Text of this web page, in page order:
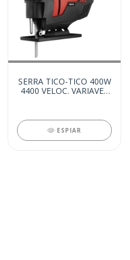
SERRA TICO-TICO 400W
4400 VELOC. VARIAVEL
ESPIAR